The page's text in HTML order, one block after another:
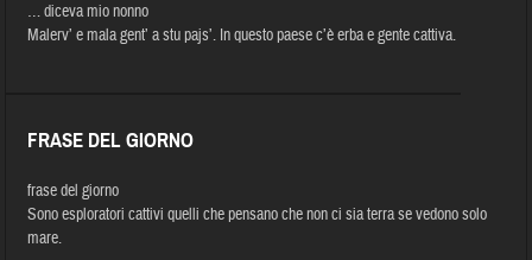
… diceva mio nonno
Malerv’ e mala gent’ a stu pajs’. In questo paese c’è erba e gente cattiva.
FRASE DEL GIORNO
frase del giorno
Sono esploratori cattivi quelli che pensano che non ci sia terra se vedono solo
mare.